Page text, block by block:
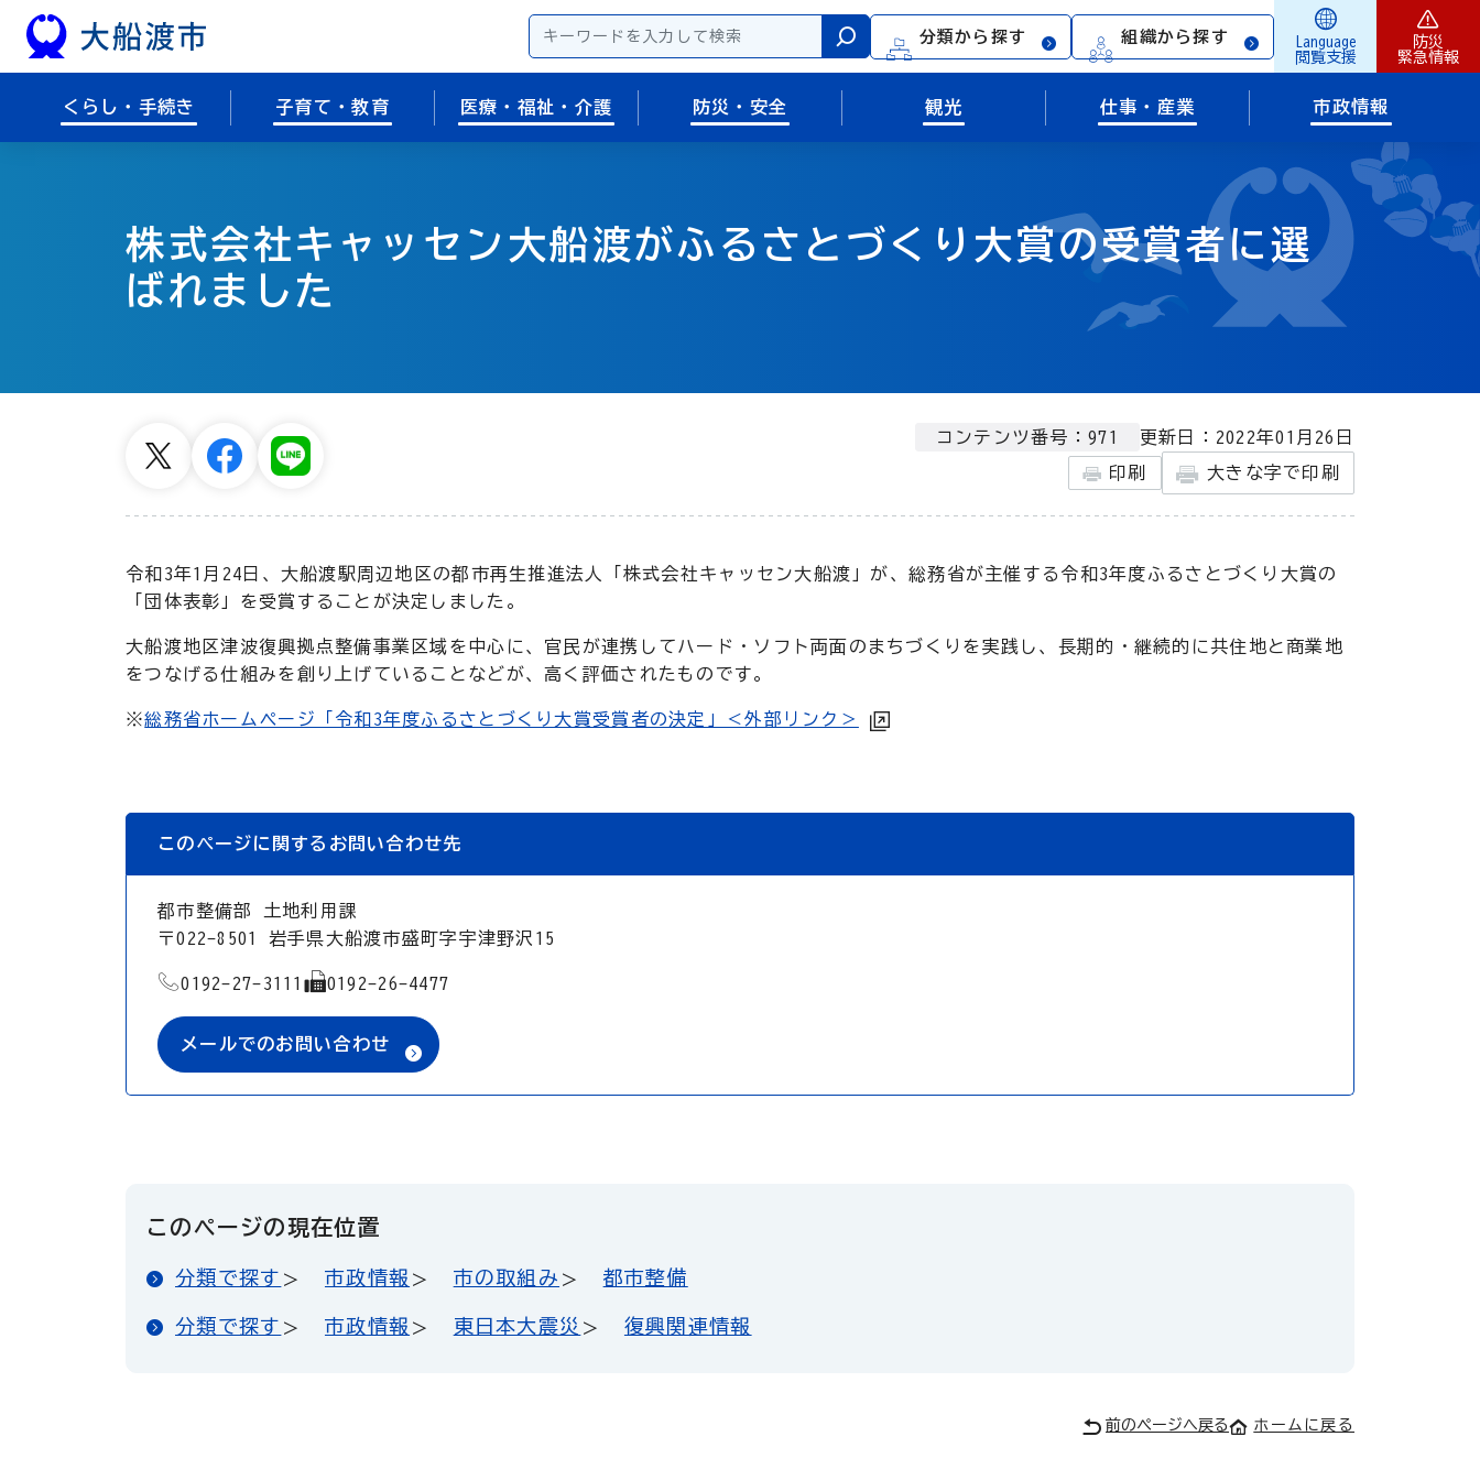
本文へスキップ
検索
分類から探す 組織から探す
Language
閲覧支援
防災
緊急情報
くらし・手続き 子育て・教育 医療・福祉・介護 防災・安全 観光 仕事・産業 市政情報
株式会社キャッセン大船渡がふるさとづくり大賞の受賞者に選
ばれました
コンテンツ番号：971 更新日：2022年01月26日
印刷 大きな字で印刷
令和3年1月24日、大船渡駅周辺地区の都市再生推進法人「株式会社キャッセン大船渡」が、総務省が主催する令和3年度ふるさとづくり大賞の
「団体表彰」を受賞することが決定しました。
大船渡地区津波復興拠点整備事業区域を中心に、官民が連携してハード・ソフト両面のまちづくりを実践し、長期的・継続的に共住地と商業地
をつなげる仕組みを創り上げていることなどが、高く評価されたものです。
※総務省ホームページ「令和3年度ふるさとづくり大賞受賞者の決定」＜外部リンク＞
このページに関するお問い合わせ先
都市整備部 土地利用課
〒022-8501 岩手県大船渡市盛町字宇津野沢15
TEL
0192-27-3111 FAX
0192-26-4477
メールでのお問い合わせ
このページの現在位置
分類で探す 市政情報 市の取組み 都市整備
分類で探す 市政情報 東日本大震災 復興関連情報
前のページへ戻る ホームに戻る